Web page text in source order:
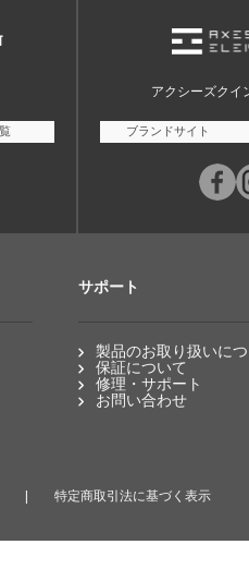
アクシーズクイ
ブランドサイト
サポート
製品のお取り扱いに
保証について
修理・サポート
お問い合わせ
特定商取引法に基づく表示